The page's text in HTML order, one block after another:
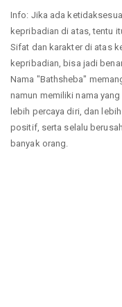
Info: Jika ada
kepribadian di atas, tentu
Sifat dan karakter di atas
kepribadian, bisa jadi
Nama "Bathsheba"
namun memiliki nama
lebih percaya diri, dan
positif, serta selalu
banyak orang.